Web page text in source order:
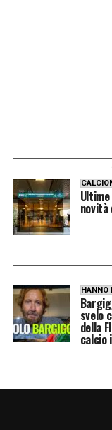
novità
HANNO
svelo
della
calcio